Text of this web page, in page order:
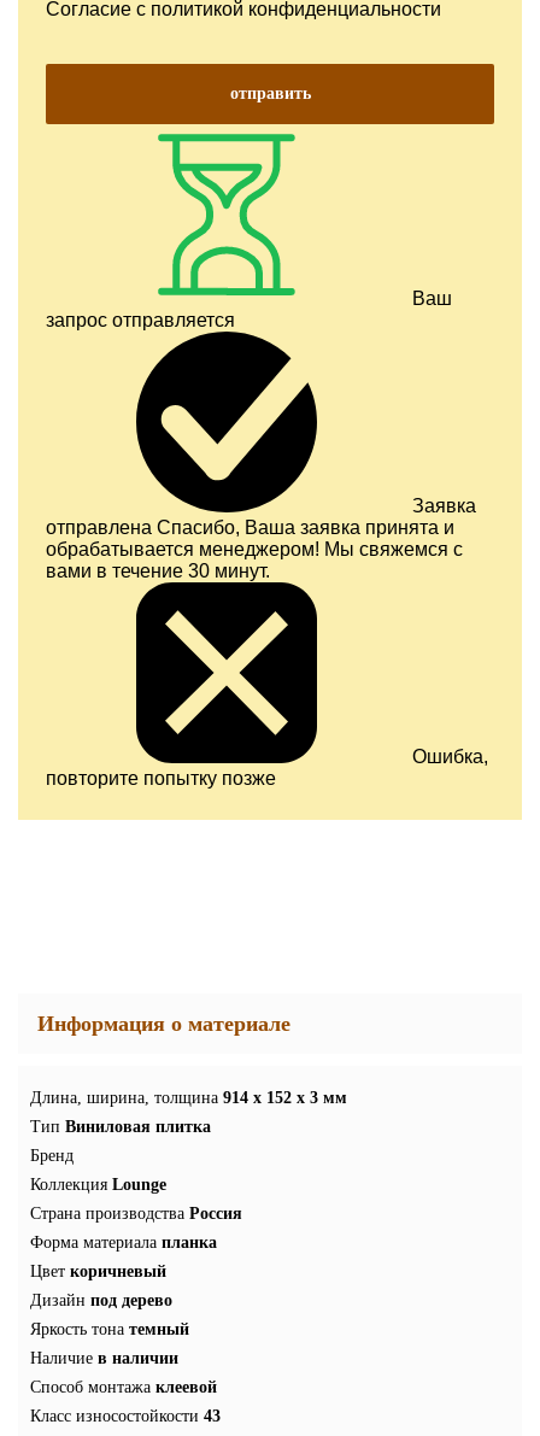
Согласие с политикой конфиденциальности
отправить
Ваш
запрос отправляется
Заявка
отправлена Спасибо, Ваша заявка принята и
обрабатывается менеджером! Мы свяжемся с
вами в течение 30 минут.
Ошибка,
повторите попытку позже
Информация о материале
Длина, ширина, толщина 914 x 152 x 3 мм
Тип Виниловая плитка
Бренд
Коллекция Lounge
Страна производства Россия
Форма материала планка
Цвет коричневый
Дизайн под дерево
Яркость тона темный
Наличие в наличии
Способ монтажа клеевой
Класс износостойкости 43